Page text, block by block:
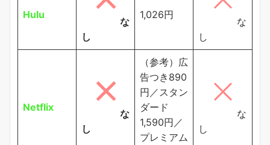
Hulu
な
し
1,026円
な
し
Netflix
な
し
（参考）広
告つき890
円／スタン
ダード
1,590円／
プレミアム
な
し